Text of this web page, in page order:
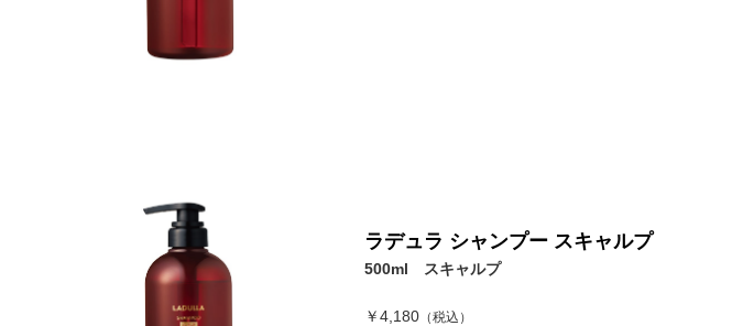
ラデュラ シャンプー スキャルプ
500ml スキャルプ
￥4,180 （税込）